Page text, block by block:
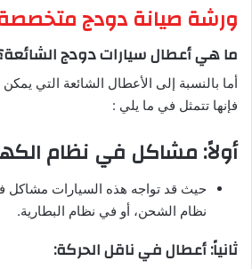
ورشة صيانة دودج
ما هي أعطال سيارات دودج
أما بالنسبة إلى الأعطال الشائعة التي
فإنها تتمثل في ما يلي :
أولاً: مشاكل في نظام
حيث قد تواجه هذه السيارات مشاكل
نظام الشحن، أو في نظام البطارية.
ثانياً: أعطال في ناقل الحركة: